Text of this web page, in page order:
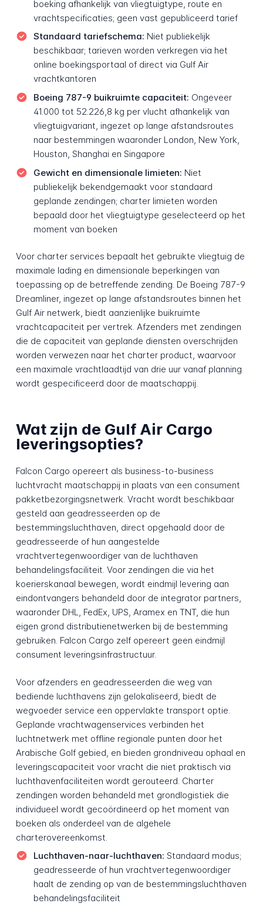
boeking afhankelijk van vliegtuigtype, route en
vrachtspecificaties; geen vast gepubliceerd tarief
Standaard tariefschema: Niet publiekelijk
beschikbaar; tarieven worden verkregen via het
online boekingsportaal of direct via Gulf Air
vrachtkantoren
Boeing 787-9 buikruimte capaciteit: Ongeveer
41.000 tot 52.226,8 kg per vlucht afhankelijk van
vliegtuigvariant, ingezet op lange afstandsroutes
naar bestemmingen waaronder London, New York,
Houston, Shanghai en Singapore
Gewicht en dimensionale limieten: Niet
publiekelijk bekendgemaakt voor standaard
geplande zendingen; charter limieten worden
bepaald door het vliegtuigtype geselecteerd op het
moment van boeken
Voor charter services bepaalt het gebruikte vliegtuig de
maximale lading en dimensionale beperkingen van
toepassing op de betreffende zending. De Boeing 787-9
Dreamliner, ingezet op lange afstandsroutes binnen het
Gulf Air netwerk, biedt aanzienlijke buikruimte
vrachtcapaciteit per vertrek. Afzenders met zendingen
die de capaciteit van geplande diensten overschrijden
worden verwezen naar het charter product, waarvoor
een maximale vrachtlaadtijd van drie uur vanaf planning
wordt gespecificeerd door de maatschappij.
Wat zijn de Gulf Air Cargo
leveringsopties?
Falcon Cargo opereert als business-to-business
luchtvracht maatschappij in plaats van een consument
pakketbezorgingsnetwerk. Vracht wordt beschikbaar
gesteld aan geadresseerden op de
bestemmingsluchthaven, direct opgehaald door de
geadresseerde of hun aangestelde
vrachtvertegenwoordiger van de luchthaven
behandelingsfaciliteit. Voor zendingen die via het
koerierskanaal bewegen, wordt eindmijl levering aan
eindontvangers behandeld door de integrator partners,
waaronder DHL, FedEx, UPS, Aramex en TNT, die hun
eigen grond distributienetwerken bij de bestemming
gebruiken. Falcon Cargo zelf opereert geen eindmijl
consument leveringsinfrastructuur.
Voor afzenders en geadresseerden die weg van
bediende luchthavens zijn gelokaliseerd, biedt de
wegvoeder service een oppervlakte transport optie.
Geplande vrachtwagenservices verbinden het
luchtnetwerk met offline regionale punten door het
Arabische Golf gebied, en bieden grondniveau ophaal en
leveringscapaciteit voor vracht die niet praktisch via
luchthavenfaciliteiten wordt gerouteerd. Charter
zendingen worden behandeld met grondlogistiek die
individueel wordt gecoördineerd op het moment van
boeken als onderdeel van de algehele
charterovereenkomst.
Luchthaven-naar-luchthaven: Standaard modus;
geadresseerde of hun vrachtvertegenwoordiger
haalt de zending op van de bestemmingsluchthaven
behandelingsfaciliteit